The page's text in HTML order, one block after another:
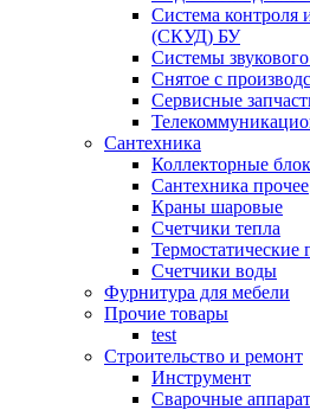
Система контроля
(СКУД) БУ
Системы
Снятое с
Сервисные
Сантехника
Коллекторные
Сантехника прочее
Краны шаровые
Счетчики тепла
Термоcтатические
Счетчики воды
Фурнитура для мебели
Прочие товары
test
Строительство и ремонт
Инструмент
Сварочные